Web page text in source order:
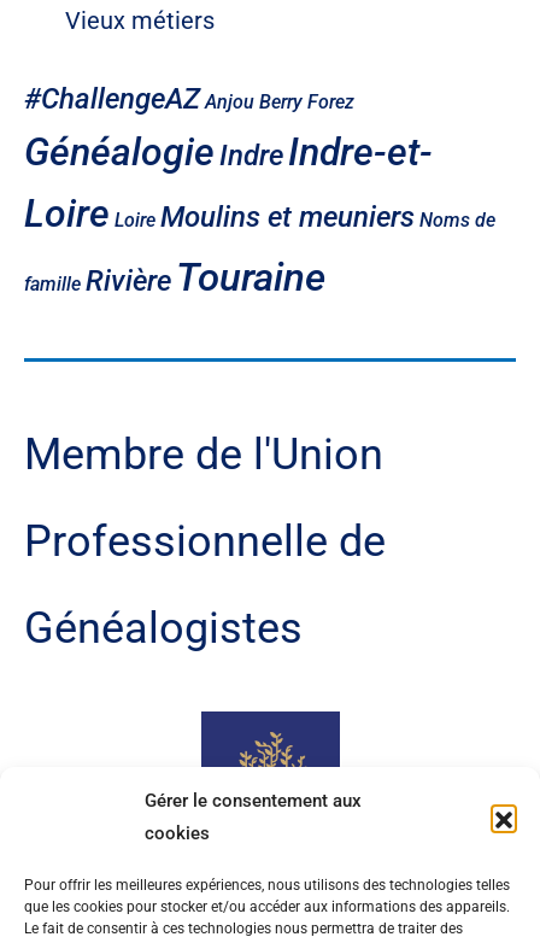
Gérer le consentement aux
cookies
Pour offrir les meilleures expériences, nous utilisons des technologies telles
que les cookies pour stocker et/ou accéder aux informations des appareils.
Le fait de consentir à ces technologies nous permettra de traiter des
Vieux métiers
#ChallengeAZ Anjou Berry Forez
GénéalogieIndreIndre-et-
Loire Loire Moulins et meuniers Noms de
famille Rivière Touraine
Membre de l'Union
Professionnelle de
Généalogistes